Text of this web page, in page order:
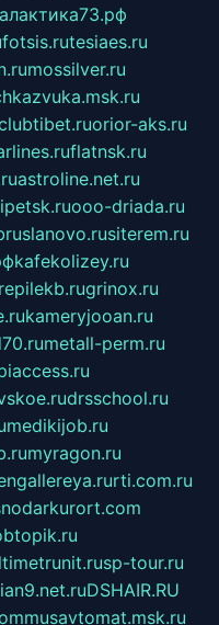
fotsis.rutesiaes.ru
mossilver.ru
orior-aks.ru
flatnsk.ru
astroline.net.ru
ooo-driada.ru
siterem.ru
kafekolizey.ru
grinox.ru
kameryjooan.ru
metall-perm.ru
drsschool.ru
medikijob.ru
myragon.ru
rti.com.ru
sp-tour.ru
DSHAIR.RU
musavtomat.msk.ru